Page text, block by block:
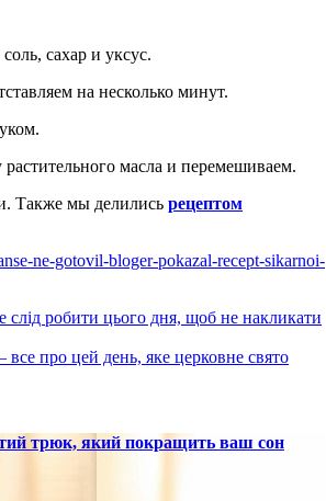
сахар и уксус.
на несколько минут.
масла и перемешиваем.
Также мы делились рецептом
ne-gotovil-bloger-pokazal-recept-sikarnoi-
слід робити цього дня, щоб не накликати
все про цей день, яке церковне свято
трюк, який покращить ваш сон